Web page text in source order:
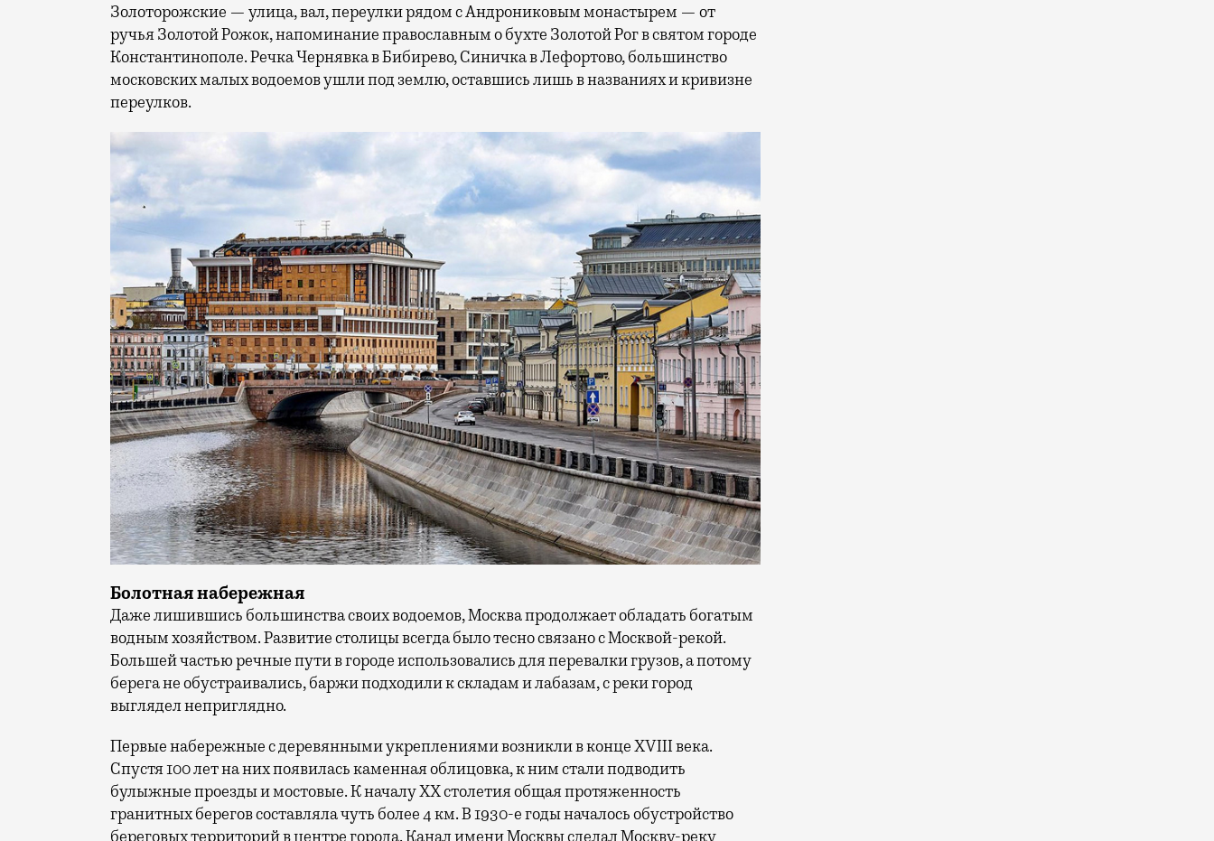
Золоторожские — улица, вал, переулки рядом с Андрониковым монастырем — от
ручья Золотой Рожок, напоминание православным о бухте Золотой Рог в святом городе
Константинополе. Речка Чернявка в Бибирево, Синичка в Лефортово, большинство
московских малых водоемов ушли под землю, оставшись лишь в названиях и кривизне
переулков.
Болотная набережная
Даже лишившись большинства своих водоемов, Москва продолжает обладать богатым
водным хозяйством. Развитие столицы всегда было тесно связано с Москвой-рекой.
Большей частью речные пути в городе использовались для перевалки грузов, а потому
берега не обустраивались, баржи подходили к складам и лабазам, с реки город
выглядел неприглядно.
Первые набережные с деревянными укреплениями возникли в конце XVIII века.
Спустя 100 лет на них появилась каменная облицовка, к ним стали подводить
булыжные проезды и мостовые. К началу XX столетия общая протяженность
гранитных берегов составляла чуть более 4 км. В 1930-е годы началось обустройство
береговых территорий в центре города. Канал имени Москвы сделал Москву-реку